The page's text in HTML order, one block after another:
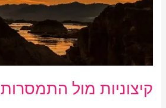
קיצוניות מול התמסרות